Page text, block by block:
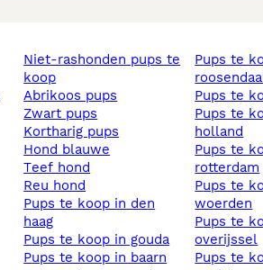
niet-rashonden pups te
koop
abrikoos pups
zwart pups
kortharig pups
hond blauwe
teef hond
reu hond
pups te koop in den
haag
pups te koop in gouda
pups te koop in baarn
pups te koop in
pups te
pups te koop zuid
holland
pups te koop in
rotterdam
pups te koop in
woerden
pups te koop in
overijssel
pups te koop in